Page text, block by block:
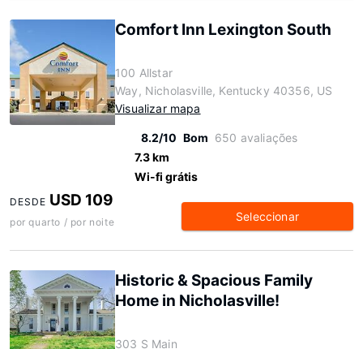
Comfort Inn Lexington South
100 Allstar
Way, Nicholasville, Kentucky 40356, US
Visualizar mapa
8.2/10 Bom 650 avaliações
7.3 km
Wi-fi grátis
DESDE USD 109
por quarto / por noite Seleccionar
Historic & Spacious Family
Home in Nicholasville!
303 S Main